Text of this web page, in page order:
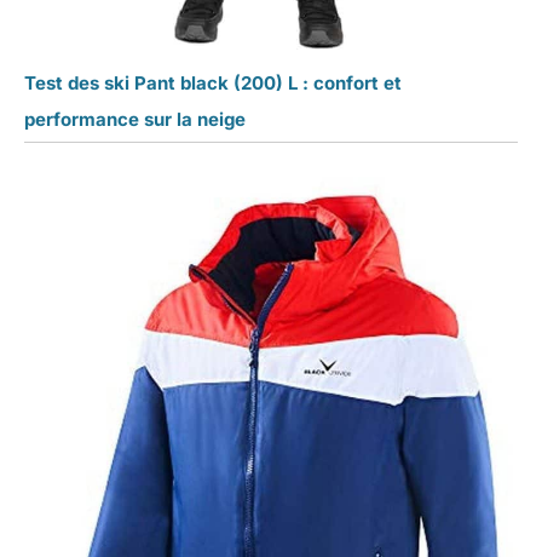
Test des ski Pant black (200) L : confort et
performance sur la neige